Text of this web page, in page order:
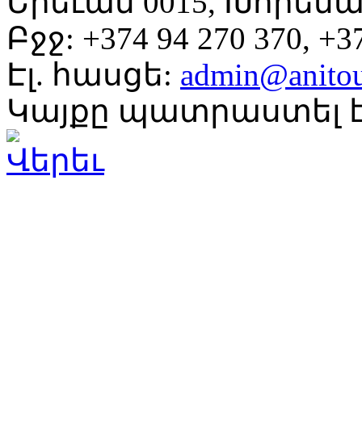
Բջջ: +374 94 270 370,
Էլ. հասցե:
Կայքը պատրաստել